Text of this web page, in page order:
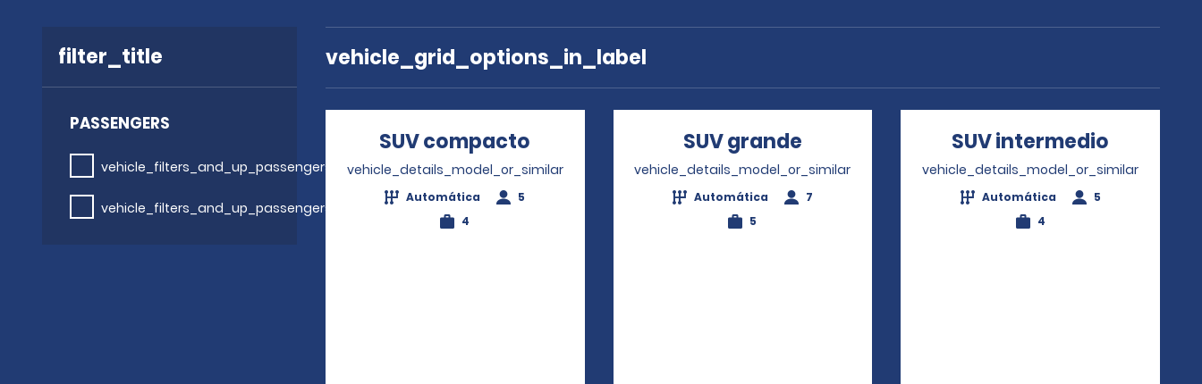
filter_title
PASSENGERS
vehicle_filters_and_up_passengers
vehicle_filters_and_up_passengers
vehicle_grid_options_in_label
SUV compacto Opens in a new window
vehicle_details_model_or_similar
Automática
5
4
SUV grande Opens in a new window
vehicle_details_model_or_similar
Automática
7
5
SUV intermedio
vehicle_details_model_or_similar
Automática
5
4